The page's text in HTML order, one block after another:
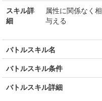
スキル詳
細
属性に関係なく
与える
バトルスキル名
バトルスキル条件
バトルスキル詳細